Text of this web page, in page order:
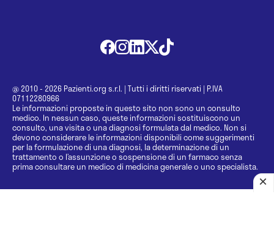
@ 2010 - 2026 Pazienti.org s.r.l. | Tutti i diritti riservati | P.IVA
07112280966
Le informazioni proposte in questo sito non sono un consulto
medico. In nessun caso, queste informazioni sostituiscono un
consulto, una visita o una diagnosi formulata dal medico. Non si
devono considerare le informazioni disponibili come suggerimenti
per la formulazione di una diagnosi, la determinazione di un
trattamento o l’assunzione o sospensione di un farmaco senza
prima consultare un medico di medicina generale o uno specialista.